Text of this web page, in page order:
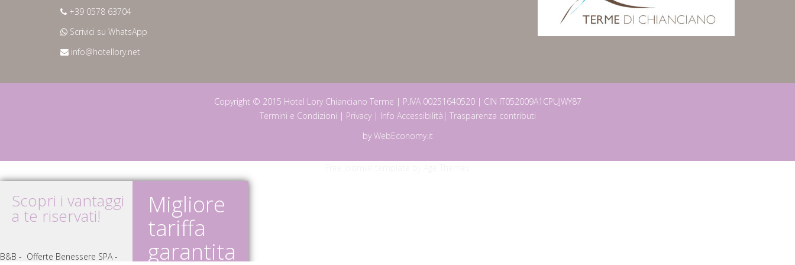
+39 0578 63704
Scrivici su WhatsApp
info@hotellory.net
Copyright © 2015 Hotel Lory Chianciano Terme | P.IVA 00251640520 | CIN IT052009A1CPUJWY87
Termini e Condizioni | Privacy| Info Accessibilità | Trasparenza contributi
by WebEconomy.it
Migliore
tariffa
garantita
Scopri i vantaggi
a te riservati!
B&B - Offerte Benessere SPA -